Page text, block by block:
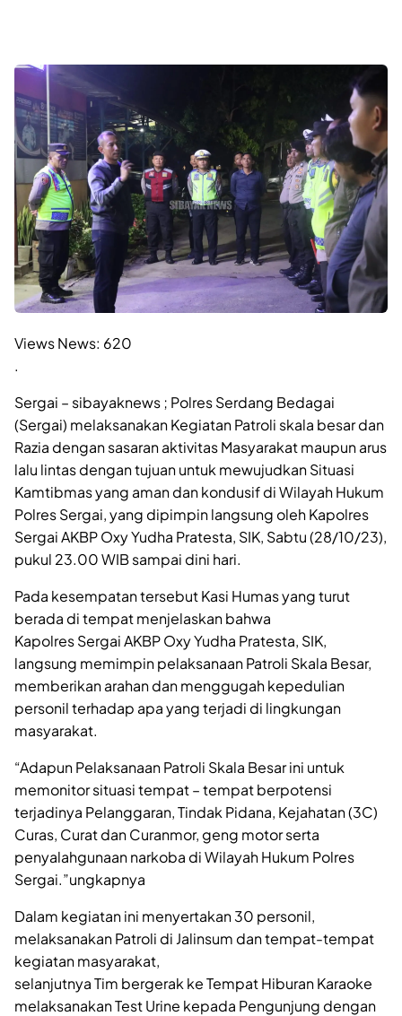
Views News: 620
.
Sergai – sibayaknews ; Polres Serdang Bedagai
(Sergai) melaksanakan Kegiatan Patroli skala besar dan
Razia dengan sasaran aktivitas Masyarakat maupun arus
lalu lintas dengan tujuan untuk mewujudkan Situasi
Kamtibmas yang aman dan kondusif di Wilayah Hukum
Polres Sergai, yang dipimpin langsung oleh Kapolres
Sergai AKBP Oxy Yudha Pratesta, SIK, Sabtu (28/10/23),
pukul 23.00 WIB sampai dini hari.
Pada kesempatan tersebut Kasi Humas yang turut
berada di tempat menjelaskan bahwa
Kapolres Sergai AKBP Oxy Yudha Pratesta, SIK,
langsung memimpin pelaksanaan Patroli Skala Besar,
memberikan arahan dan menggugah kepedulian
personil terhadap apa yang terjadi di lingkungan
masyarakat.
“Adapun Pelaksanaan Patroli Skala Besar ini untuk
memonitor situasi tempat – tempat berpotensi
terjadinya Pelanggaran, Tindak Pidana, Kejahatan (3C)
Curas, Curat dan Curanmor, geng motor serta
penyalahgunaan narkoba di Wilayah Hukum Polres
Sergai.”ungkapnya
Dalam kegiatan ini menyertakan 30 personil,
melaksanakan Patroli di Jalinsum dan tempat-tempat
kegiatan masyarakat,
selanjutnya Tim bergerak ke Tempat Hiburan Karaoke
melaksanakan Test Urine kepada Pengunjung dengan